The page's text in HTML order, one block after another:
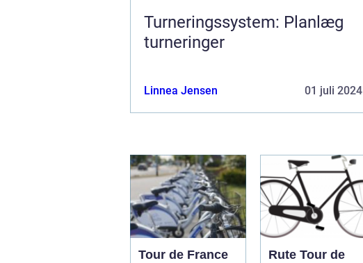
Turneringssystem: Planlæg
turneringer
Linnea Jensen 01 juli 2024
Tour de France
Rute Tour de